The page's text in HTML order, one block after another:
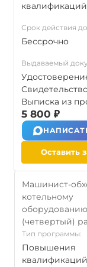
квалификаций
Срок действия
Бессрочно
Выдаваемый
Выписка из
5 800 ₽
Оставить
Машинист-
котельному
(четвертый)
Тип программы:
Повышения
квалификаций